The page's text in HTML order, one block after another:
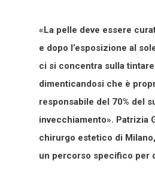
«La pelle deve essere
e dopo l’esposizione al
ci si concentra sulla
dimenticandosi che è
responsabile del 70% del
invecchiamento». Patrizia
chirurgo estetico di
un percorso specifico per